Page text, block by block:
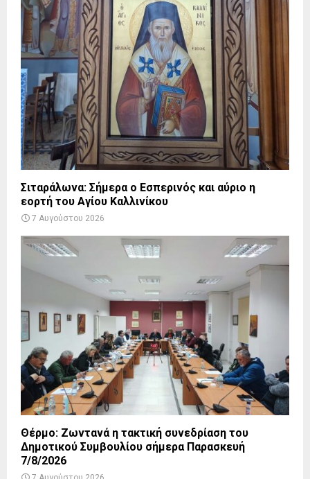
Σιταράλωνα: Σήμερα ο Εσπερινός και αύριο η
εορτή του Αγίου Καλλινίκου
7 Αυγούστου 2026
Θέρμο: Ζωντανά η τακτική συνεδρίαση του
Δημοτικού Συμβουλίου σήμερα Παρασκευή
7/8/2026